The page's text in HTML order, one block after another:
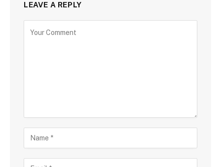
LEAVE A REPLY